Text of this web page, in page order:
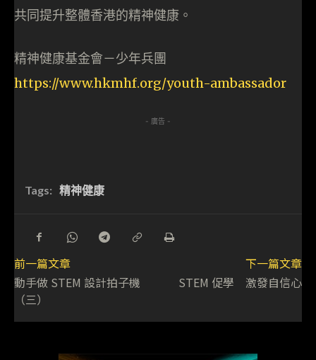
共同提升整體香港的精神健康。
精神健康基金會－少年兵團
https://www.hkmhf.org/youth-ambassador
- 廣告 -
Tags: 精神健康
前一篇文章
動手做 STEM 設計拍子機
（三）
下一篇文章
STEM 促學 激發自信心